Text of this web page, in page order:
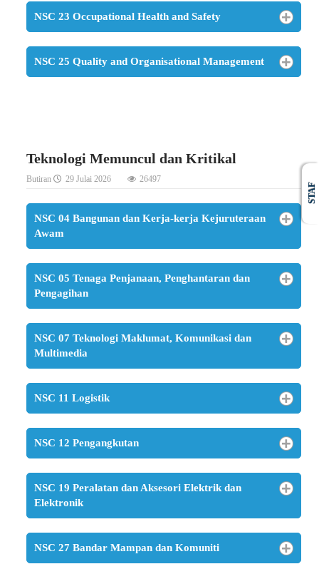
NSC 23 Occupational Health and Safety
NSC 25 Quality and Organisational Management
Teknologi Memuncul dan Kritikal
Butiran 29 Julai 2026 26497
NSC 04 Bangunan dan Kerja-kerja Kejuruteraan
Awam
NSC 05 Tenaga Penjanaan, Penghantaran dan
Pengagihan
NSC 07 Teknologi Maklumat, Komunikasi dan
Multimedia
NSC 11 Logistik
NSC 12 Pengangkutan
NSC 19 Peralatan dan Aksesori Elektrik dan
Elektronik
NSC 27 Bandar Mampan dan Komuniti
STAF